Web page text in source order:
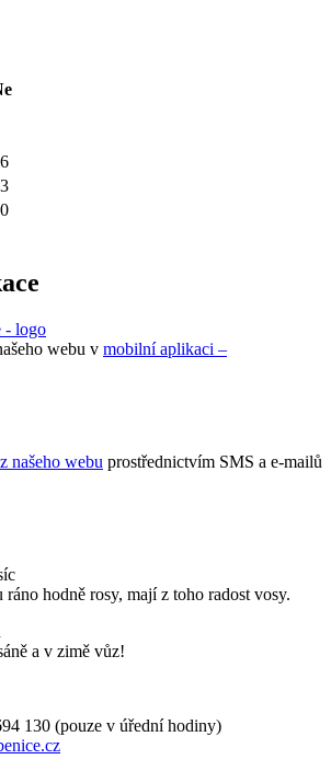
webu v mobilní aplikaci –
našeho webu prostřednictvím SMS a e-mailů
hodně rosy, mají z toho radost vosy.
a v zimě vůz!
130 (pouze v úřední hodiny)